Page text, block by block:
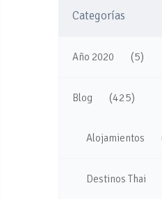
Categorías
Año 2020 (5)
Blog (425)
Alojamientos
Destinos Thai